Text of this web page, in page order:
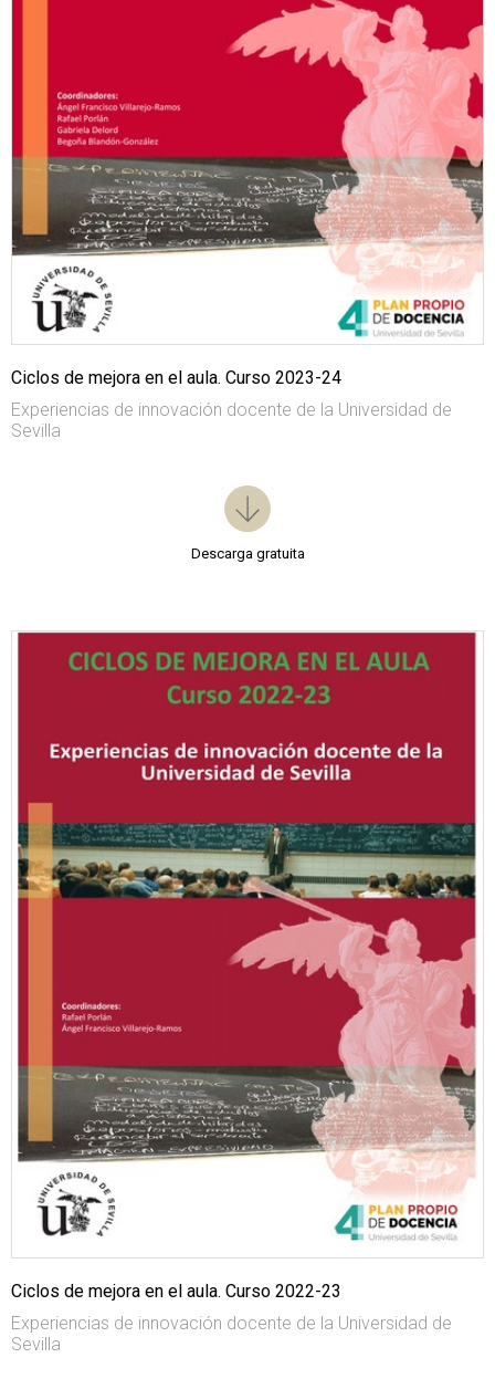
Ciclos de mejora en el aula. Curso 2023-24
Experiencias de innovación docente de la Universidad de
Sevilla
Descarga gratuita
Ciclos de mejora en el aula. Curso 2022-23
Experiencias de innovación docente de la Universidad de
Sevilla